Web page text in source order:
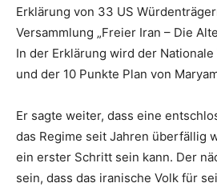
Erklärung von 33 US
Versammlung „Freier Iran – Die
In der Erklärung wird der
und der 10 Punkte Plan von
Er sagte weiter, dass eine
das Regime seit Jahren überfällig
ein erster Schritt sein kann. Der
sein, dass das iranische Volk für